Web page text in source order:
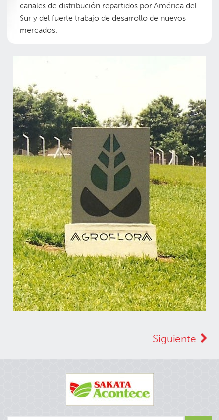
canales de distribución repartidos por América del
Sur y del fuerte trabajo de desarrollo de nuevos
mercados.
Siguiente